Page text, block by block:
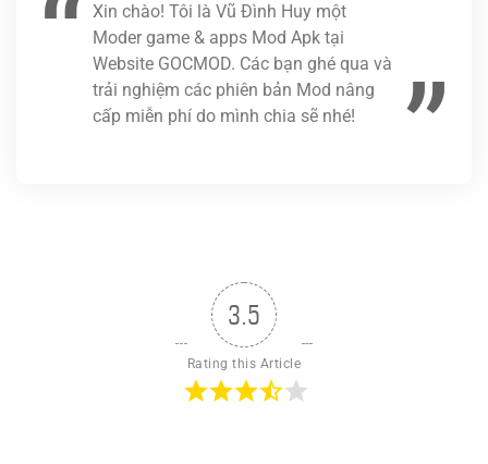
Xin chào! Tôi là Vũ Đình Huy một
Moder game & apps Mod Apk tại
Website GOCMOD. Các bạn ghé qua và
trải nghiệm các phiên bản Mod nâng
cấp miễn phí do mình chia sẽ nhé!
3.5
Rating this Article